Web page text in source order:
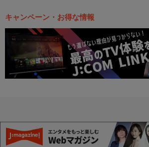
キャンペーン・お得な情報